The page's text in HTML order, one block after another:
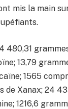
mis la main
480,31
13,79
1565
de Xanax; 24
1216,6